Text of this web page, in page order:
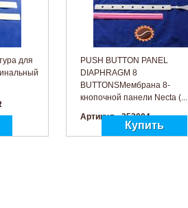
для
PUSH BUTTON PANEL
DIAPHRAGM 8
BUTTONSМембрана 8-
кнопочной панели Necta (...
Артикул - 252004